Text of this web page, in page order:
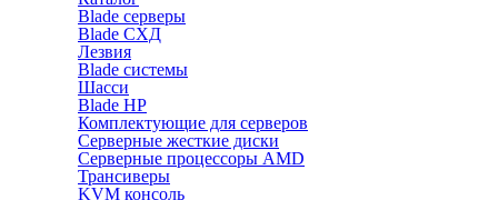
Blade серверы
Blade СХД
Лезвия
Blade системы
Шасси
Blade HP
Комплектующие для серверов
Серверные жесткие диски
Серверные процессоры AMD
Трансиверы
KVM консоль